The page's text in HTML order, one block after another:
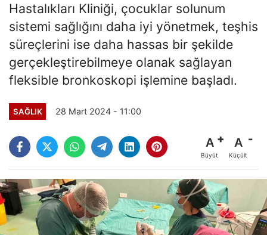
Hastalıkları Kliniği, çocuklar solunum
sistemi sağlığını daha iyi yönetmek, teşhis
süreçlerini ise daha hassas bir şekilde
gerçekleştirebilmeye olanak sağlayan
fleksible bronkoskopi işlemine başladı.
SAĞLIK 28 Mart 2024 - 11:00
A
Büyüt
A
Küçült